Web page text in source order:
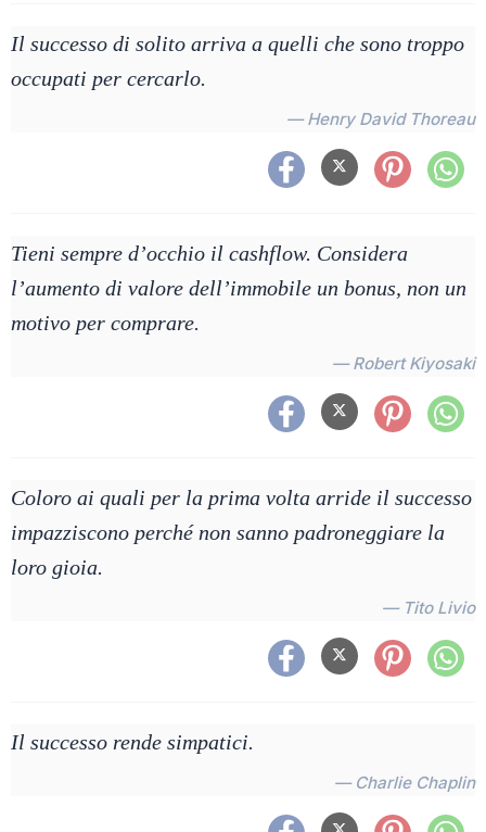
Il successo di solito arriva a quelli che sono troppo
occupati per cercarlo.
— Henry David Thoreau
Tieni sempre d’occhio il cashflow. Considera
l’aumento di valore dell’immobile un bonus, non un
motivo per comprare.
— Robert Kiyosaki
Coloro ai quali per la prima volta arride il successo
impazziscono perché non sanno padroneggiare la
loro gioia.
— Tito Livio
Il successo rende simpatici.
— Charlie Chaplin